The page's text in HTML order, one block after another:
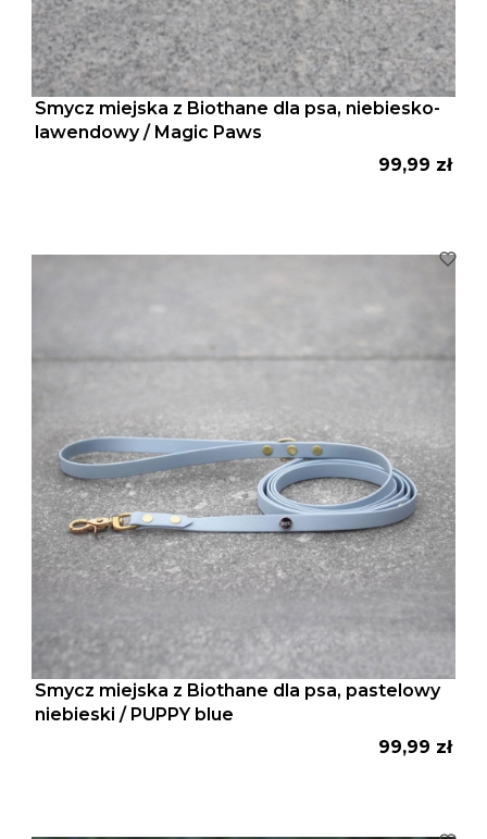
Smycz miejska z Biothane dla psa, niebiesko-
lawendowy / Magic Paws
Cena
99,99 zł
Smycz miejska z Biothane dla psa, pastelowy
niebieski / PUPPY blue
Cena
99,99 zł